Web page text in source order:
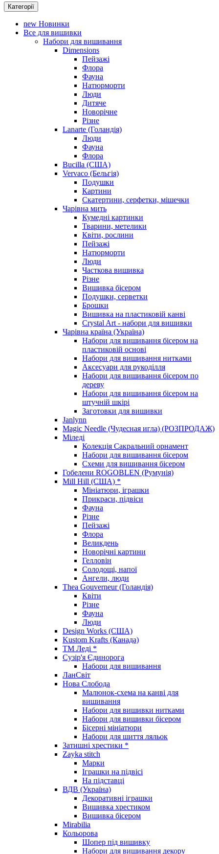
Категорії
new Новинки
Все для вишивки
Набори для вишивання
Dimensions
Пейзажі
Флора
Фауна
Натюрморти
Люди
Дитяче
Новорічне
Різне
Lanarte (Голандія)
Люди
Фауна
Флора
Bucilla (США)
Vervaco (Бельгія)
Подушки
Картини
Скатертини, серфетки, мішечки
Чарiвна мить
Кумедні картинки
Тварини, метелики
Квіти, рослини
Пейзажі
Натюрморти
Люди
Часткова вишивка
Різне
Вишивка бісером
Подушки, серветки
Брошки
Вишивка на пластиковій канві
Crystal Art - набори для вишивки
Чарівна країна (Україна)
Набори для вишивання бісером на
пластиковій основі
Набори для вишивання нитками
Аксесуари для рукоділля
Набори для вишивання бісером по
дереву
Набори для вишивання бісером на
штучній шкірі
Заготовки для вишивки
Janlynn
Magic Needle (Чудесная игла) (РОЗПРОДАЖ)
Міледі
Колекція Сакральний орнамент
Набори для вишивання бісером
Схеми для вишивання бісером
Гобелени ROGOBLEN (Румунія)
Mill Hill (США) *
Мініатюри, іграшки
Прикраси, підвіси
Фауна
Різне
Пейзажі
Флора
Великдень
Новорічні картини
Гелловін
Солодощі, напої
Ангели, люди
Thea Gouverneur (Голандія)
Квіти
Різне
Фауна
Люди
Design Works (США)
Kustom Krafts (Канада)
ТМ Леді *
Сузір'я Єдинорога
Набори для вишивання
ЛанСвіт
Нова Слобода
Малюнок-схема на канві для
вишивання
Набори для вишивки нитками
Набори для вишивки бісером
Бісерні мініатюри
Набори для шиття ляльок
Затишні хрестики *
Zayka stitch
Марки
Іграшки на підвісі
На підставці
ВДВ (Україна)
Декоративні іграшки
Вишивка хрестиком
Вишивка бісером
Mirabilia
Кольорова
Шопер під вишивку
Набори для вишивання декору